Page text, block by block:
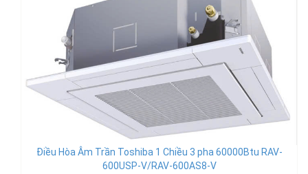
Điều Hòa Âm Trần Toshiba 1 Chiều 3 pha 60000Btu RAV-
600USP-V/RAV-600AS8-V